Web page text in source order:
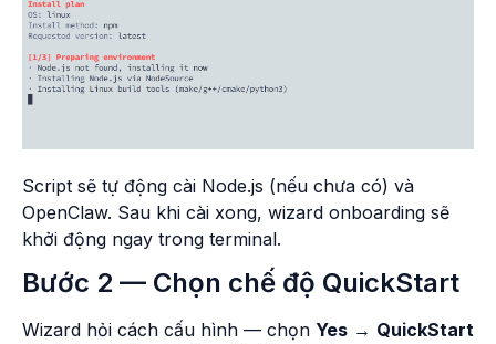
Script sẽ tự động cài Node.js (nếu chưa có) và
OpenClaw. Sau khi cài xong, wizard onboarding sẽ
khởi động ngay trong terminal.
Bước 2 — Chọn chế độ QuickStart
Wizard hỏi cách cấu hình — chọn Yes → QuickStart